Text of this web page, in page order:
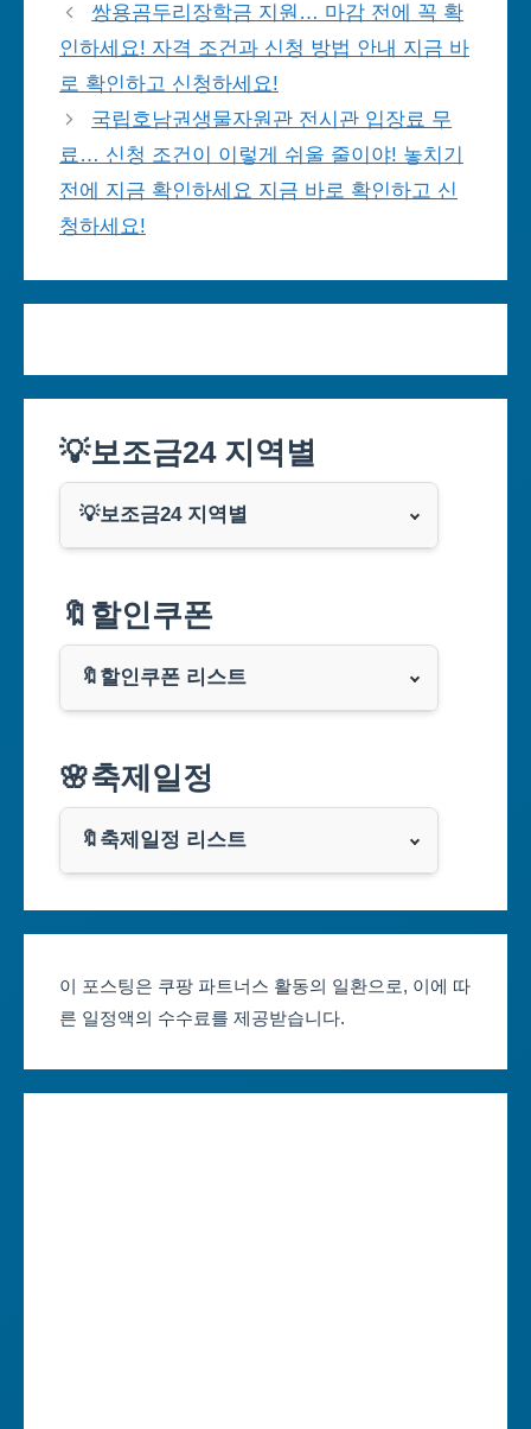
쌍용곰두리장학금 지원… 마감 전에 꼭 확
인하세요! 자격 조건과 신청 방법 안내 지금 바
로 확인하고 신청하세요!
국립호남권생물자원관 전시관 입장료 무
료… 신청 조건이 이렇게 쉬울 줄이야! 놓치기
전에 지금 확인하세요 지금 바로 확인하고 신
청하세요!
💡보조금24 지역별
💡보조금24 지역별
부산광역시
대구광역시
인천광역시
광주광역시
대전광역시
🔖할인쿠폰
🔖할인쿠폰 리스트
쿠팡
클룩
🌸축제일정
🔖축제일정 리스트
대구축제 일정
인천축제 일정
이 포스팅은 쿠팡 파트너스 활동의 일환으로, 이에 따
른 일정액의 수수료를 제공받습니다.